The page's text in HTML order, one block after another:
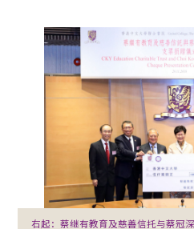
右起：蔡继有教育及慈善信托与蔡冠